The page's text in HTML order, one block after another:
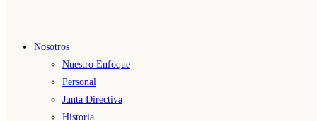
Nosotros
Nuestro Enfoque
Personal
Junta Directiva
Historia